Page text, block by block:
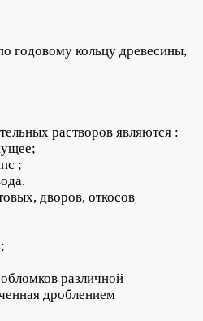
годовому кольцу древесины,
растворов являются :
;
дворов, откосов
различной
дроблением